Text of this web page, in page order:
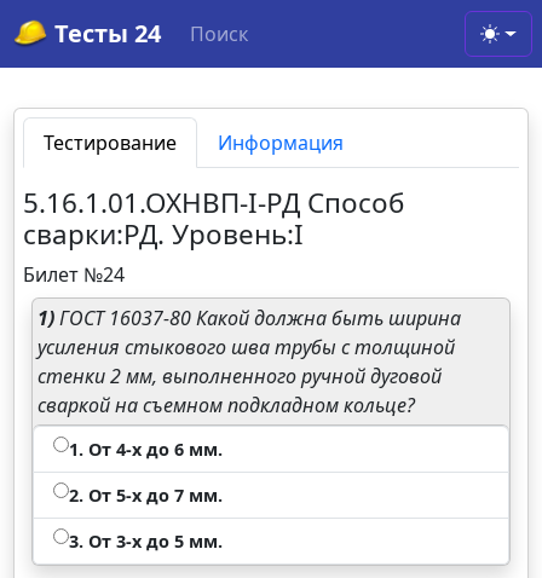
Тесты 24 Поиск
Тестирование Информация
5.16.1.01.ОХНВП-I-РД Способ
сварки:РД. Уровень:I
Билет №24
1)ГОСТ 16037-80 Какой должна быть ширина
усиления стыкового шва трубы с толщиной
стенки 2 мм, выполненного ручной дуговой
сваркой на съемном подкладном кольце?
1. От 4-х до 6 мм.
2. От 5-х до 7 мм.
3. От 3-х до 5 мм.